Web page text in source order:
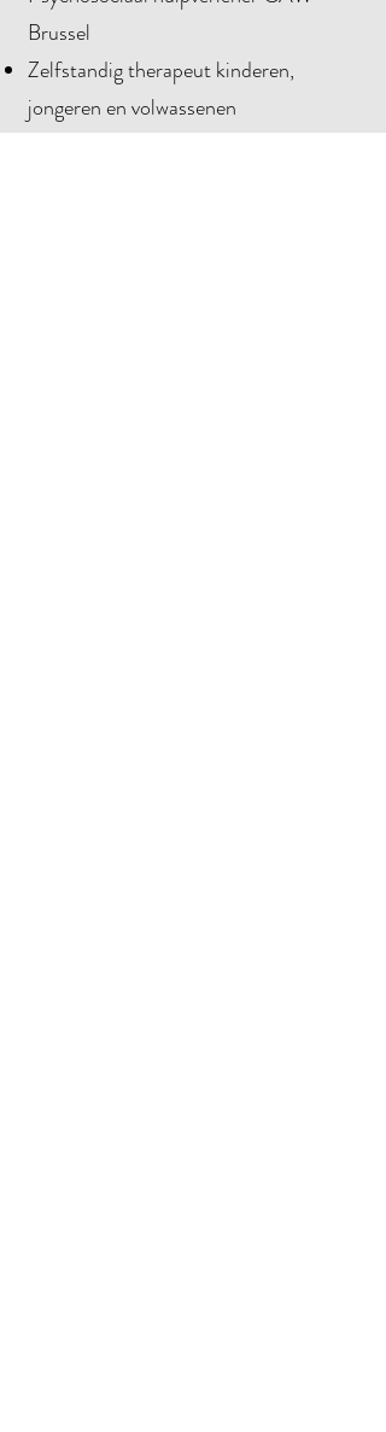
Brussel
Zelfstandig therapeut kinderen,
jongeren en volwassenen